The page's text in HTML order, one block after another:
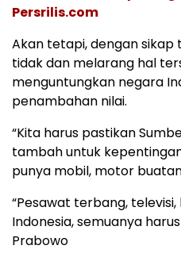
Persrilis.com
Akan tetapi, dengan
tidak dan melarang hal
menguntungkan negara
penambahan nilai.
“Kita harus pastikan
tambah untuk
punya mobil, motor
“Pesawat terbang,
Indonesia, semuanya
Prabowo